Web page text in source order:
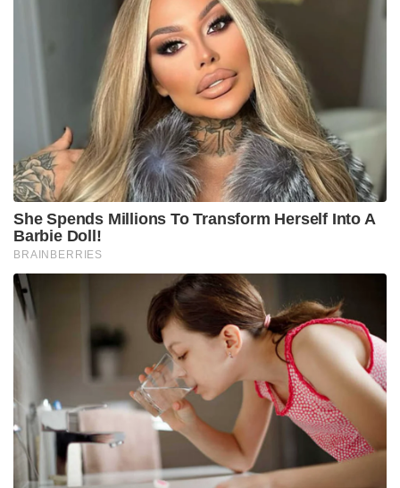
She Spends Millions To Transform Herself Into A
Barbie Doll!
BRAINBERRIES